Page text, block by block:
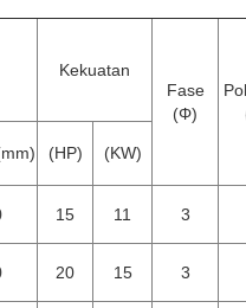
Kekuatan
Fase
(Φ)
(HP) (KW)
15 11 3
20 15 3